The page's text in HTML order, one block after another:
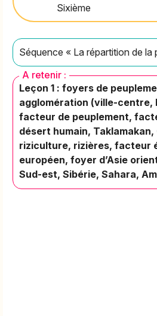
Sixième
Séquence « La répartition de la
A retenir :
Leçon 1 : foyers de
agglomération (ville-centre,
facteur de peuplement,
désert humain,
riziculture, rizières, facteur
européen, foyer d’Asie
Sud-est, Sibérie, Sahara,